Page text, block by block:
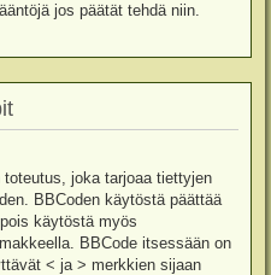
jos päätät tehdä niin.
toteutus, joka tarjoaa tiettyjen
BBCoden käytöstä päättää
käytöstä myös
BBCode itsessään on
< ja > merkkien sijaan